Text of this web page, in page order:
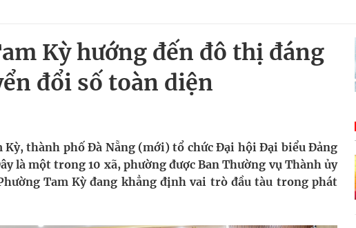
riêng 2026
vực cấp cứu, điều trị đột quỵ
lại khai thác vào ngày 19/8
tăng cường chống hàng giả và gian lận thương
ương cơ sở 2 đón hơn 500 lượt khám
Kỳ hướng đến đô thị đáng
đổi số toàn diện
Kỳ, thành phố Đà Nẵng (mới) tổ chức Đại hội Đại biểu Đảng
là một trong 10 xã, phường được Ban Thường vụ Thành ủy
Tam Kỳ đang khẳng định vai trò đầu tàu trong phát